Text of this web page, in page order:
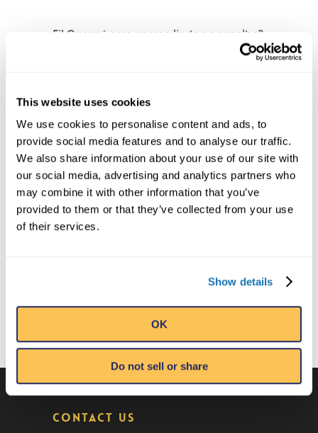
This website uses cookies
We use cookies to personalise content and ads, to
provide social media features and to analyse our traffic.
We also share information about your use of our site with
our social media, advertising and analytics partners who
may combine it with other information that you’ve
provided to them or that they’ve collected from your use
of their services.
Show details
OK
Do not sell or share
Ei! Quem é essa pessoa linda no espelho?
Você irá ficar cara a cara com seu rosto
espelhos e luzes LED.
CONTACT US